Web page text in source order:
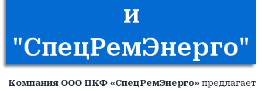
и
"СпецРемЭнерго"
Компания ООО ПКФ «СпецРемЭнерго» предлагает